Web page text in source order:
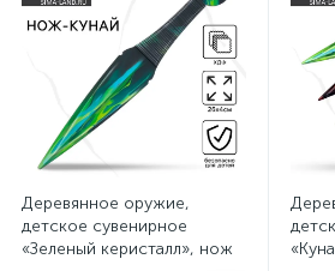
Деревянное оружие,
детское сувенирное
«Зеленый керисталл», нож